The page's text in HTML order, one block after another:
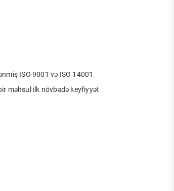
ISO 9001 və ISO 14001
məhsul ilk növbədə keyfiyyət